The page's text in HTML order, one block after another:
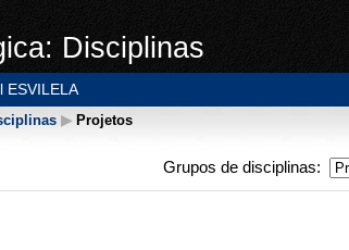
Disciplinas
ESVILELA
▶ Projetos
Grupos de disciplinas: